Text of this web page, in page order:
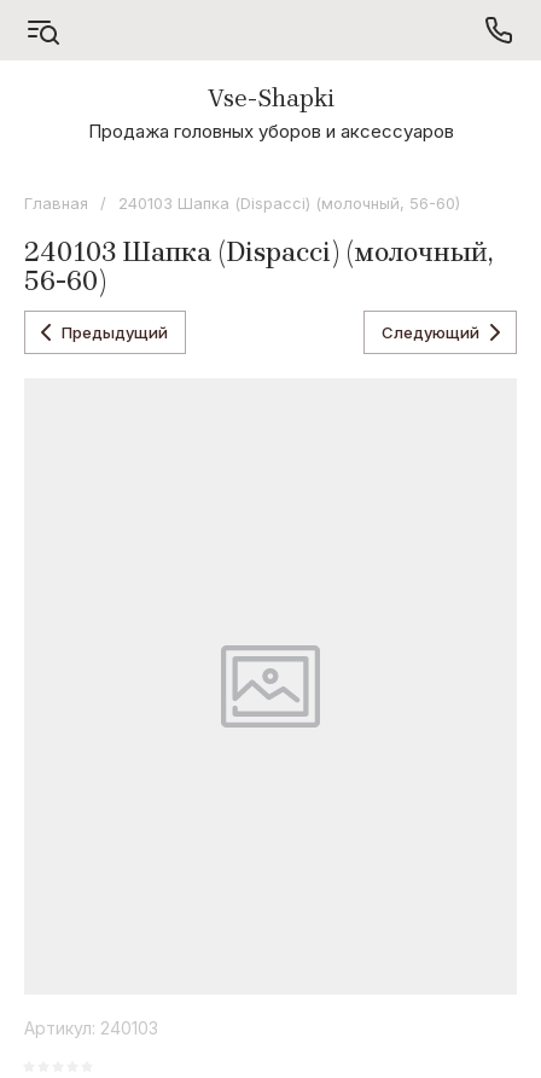
А - Я
Odyssey
Коллекция
Oxygon
Коллекция
Flamenco
Vse-Shapki
Продажа головных уборов и аксессуаров
Главная / 240103 Шапка (Dispacci) (молочный, 56-60)
240103 Шапка (Dispacci) (молочный,
56-60)
Предыдущий Следующий
Артикул: 240103